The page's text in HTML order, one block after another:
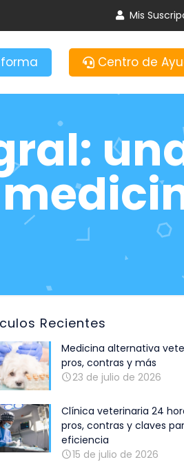
Mis
Centro de
Recientes
Medicina alternativa
pros, contras y más
23 de julio de 2026
Clínica veterinaria 24
pros, contras y claves
eficiencia
15 de julio de 2026